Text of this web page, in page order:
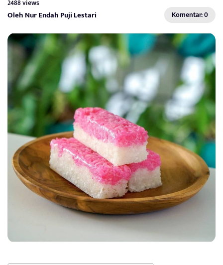
2488 views
Oleh Nur Endah Puji Lestari Komentar: 0